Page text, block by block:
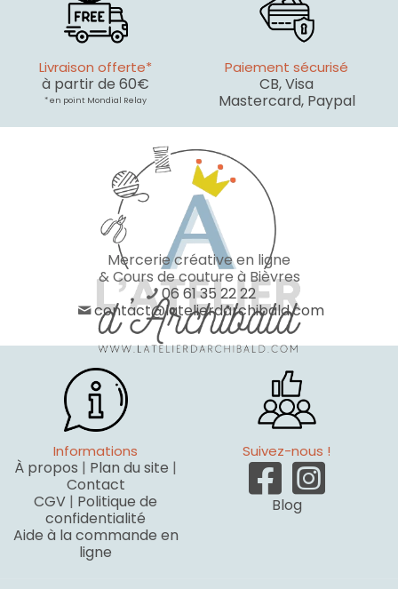
Livraison offerte*
à partir de 60€
* en point Mondial Relay
Paiement sécurisé
CB, Visa
Mastercard, Paypal
Mercerie créative en ligne
& Cours de couture à Bièvres
06 61 35 22 22
contact@latelierdarchibald.com
Informations
À propos | Plan du site |
Contact
CGV | Politique de
confidentialité
Aide à la commande en
ligne
Suivez-nous !
Blog